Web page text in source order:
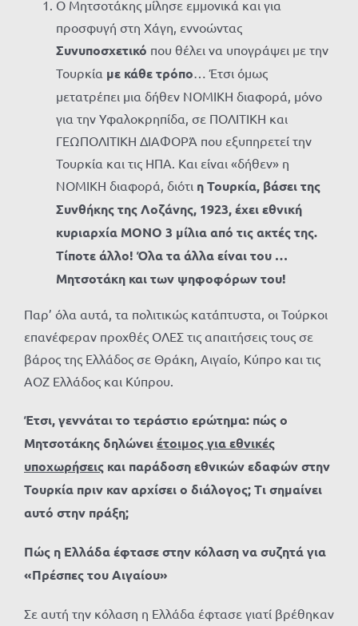
Ο Μητσοτάκης μίλησε εμμονικά και για
προσφυγή στη Χάγη, εννοώντας
Συνυποσχετικό που θέλει να υπογράψει με την
Τουρκία με κάθε τρόπο… Έτσι όμως
μετατρέπει μια δήθεν ΝΟΜΙΚΗ διαφορά, μόνο
για την Υφαλοκρηπίδα, σε ΠΟΛΙΤΙΚΗ και
ΓΕΩΠΟΛΙΤΙΚΗ ΔΙΑΦΟΡΆ που εξυπηρετεί την
Τουρκία και τις ΗΠΑ. Και είναι «δήθεν» η
ΝΟΜΙΚΗ διαφορά, διότι η Τουρκία, βάσει της
Συνθήκης της Λοζάνης, 1923, έχει εθνική
κυριαρχία ΜΟΝΟ 3 μίλια από τις ακτές της.
Τίποτε άλλο! Όλα τα άλλα είναι του …
Μητσοτάκη και των ψηφοφόρων του!
Παρ’ όλα αυτά, τα πολιτικώς κατάπτυστα, οι Τούρκοι
επανέφεραν προχθές ΟΛΕΣ τις απαιτήσεις τους σε
βάρος της Ελλάδος σε Θράκη, Αιγαίο, Κύπρο και τις
ΑΟΖ Ελλάδος και Κύπρου.
Έτσι, γεννάται το τεράστιο ερώτημα: πώς ο
Μητσοτάκης δηλώνειέτοιμος για εθνικές
υποχωρήσεις και παράδοση εθνικών εδαφών στην
Τουρκία πριν καν αρχίσει ο διάλογος; Τι σημαίνει
αυτό στην πράξη;
Πώς η Ελλάδα έφτασε στην κόλαση να συζητά για
«Πρέσπες του Αιγαίου»
Σε αυτή την κόλαση η Ελλάδα έφτασε γιατί βρέθηκαν